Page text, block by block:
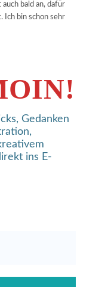
bald an, dafür
Ich bin schon sehr
Gedanken
ins E-